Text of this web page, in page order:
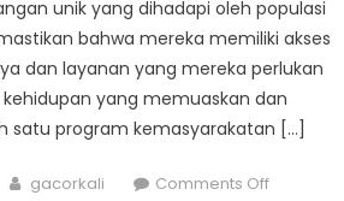
unik yang dihadapi oleh populasi
bahwa mereka memiliki akses
dan layanan yang mereka perlukan
yang memuaskan dan
satu program kemasyarakatan […]
Author
gacorkali Comments Offon